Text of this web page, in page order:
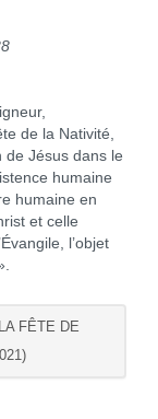
de la Nativité,
de Jésus dans le
humaine
humaine en
et celle
l’objet
FÊTE DE